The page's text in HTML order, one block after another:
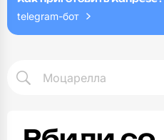
telegram-бот